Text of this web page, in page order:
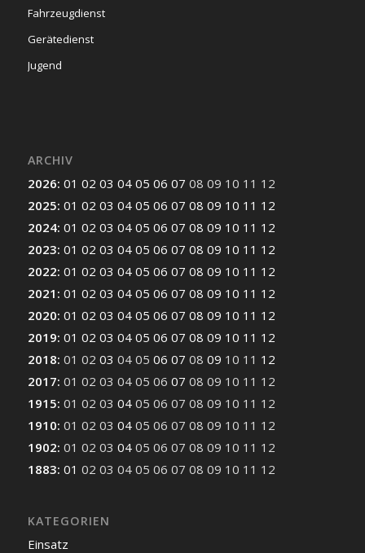
Fahrzeugdienst
Gerätedienst
Jugend
ARCHIV
2026: 01 02 03 04 05 06 07 08 09 10 11 12
2025: 01 02 03 04 05 06 07 08 09 10 11 12
2024: 01 02 03 04 05 06 07 08 09 10 11 12
2023: 01 02 03 04 05 06 07 08 09 10 11 12
2022: 01 02 03 04 05 06 07 08 09 10 11 12
2021 : 01 02 03 04 05 06 07 08 09 10 11 12
2020: 01 02 03 04 05 06 07 08 09 10 11 12
2019: 01 02 03 04 05 06 07 08 09 10 11 12
2018: 01 02 03 04 05 06 07 08 09 10 11 12
2017: 01 02 03 04 05 06 07 08 09 10 11 12
1915: 01 02 03 04 05 06 07 08 09 10 11 12
1910: 01 02 03 04 05 06 07 08 09 10 11 12
1902: 01 02 03 04 05 06 07 08 09 10 11 12
1883: 01 02 03 04 05 06 07 08 09 10 11 12
KATEGORIEN
Einsatz